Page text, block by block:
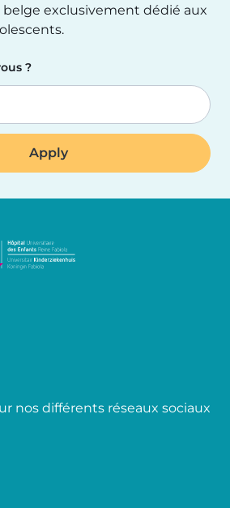
exclusivement dédié aux
?
nos différents réseaux sociaux